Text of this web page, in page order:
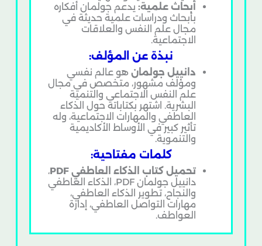
أبحاث علمية:يدعم جولمان أفكاره
بأبحاث ودراسات علمية حديثة في
مجال علم النفس والعلاقات
الاجتماعية.
نبذة عن المؤلف:
دانييل جولمانهو عالم نفسي
ومؤلف مشهور، متخصص في مجال
علم النفس الاجتماعي والتنمية
البشرية. اشتهر بكتاباته حول الذكاء
العاطفي والمهارات الاجتماعية، وله
تأثير كبير في الأوساط الأكاديمية
والتنموية.
كلمات مفتاحية:
تحميل كتاب الذكاء العاطفي PDF
،
دانييل جولمان PDF، الذكاء العاطفي
والنجاح، تطوير الذكاء العاطفي،
مهارات التواصل العاطفي، إدارة
العواطف.